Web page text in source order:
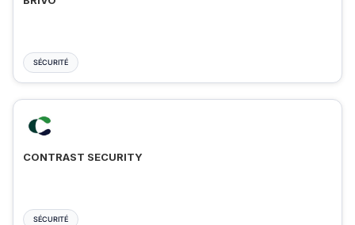
SÉCURITÉ
CONTRAST SECURITY
SÉCURITÉ